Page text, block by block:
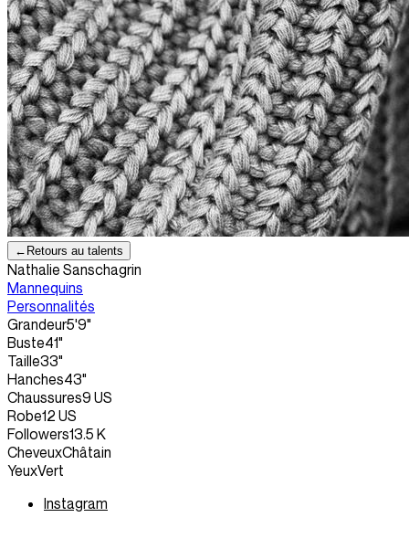
← Retours au talents
Nathalie Sanschagrin
Mannequins
Personnalités
Grandeur5'9"
Buste41"
Taille33"
Hanches43"
Chaussures9 US
Robe12 US
Followers13.5 K
CheveuxChâtain
YeuxVert
Instagram